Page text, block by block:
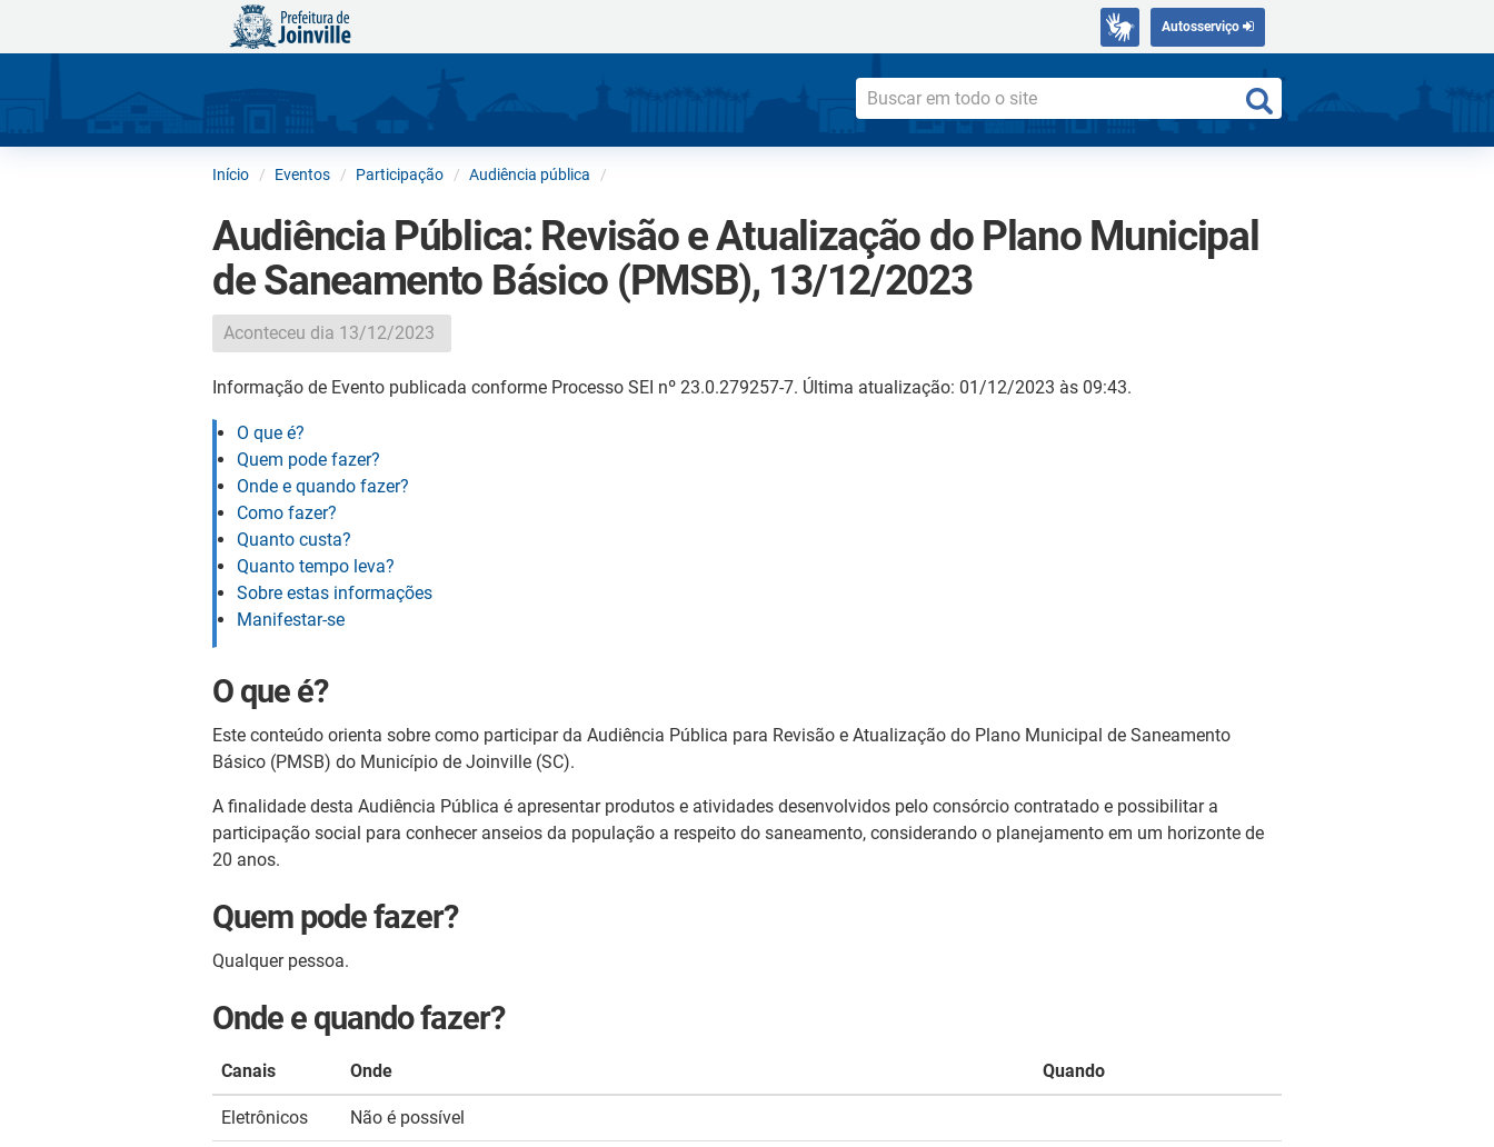
Autosserviço
Início Eventos Participação Audiência pública
Audiência Pública: Revisão e Atualização do Plano Municipal
de Saneamento Básico (PMSB), 13/12/2023
Aconteceu dia 13/12/2023
Informação de Evento publicada conforme Processo SEI nº 23.0.279257-7. Última atualização: 01/12/2023 às 09:43.
O que é?
Quem pode fazer?
Onde e quando fazer?
Como fazer?
Quanto custa?
Quanto tempo leva?
Sobre estas informações
Manifestar-se
O que é?
Este conteúdo orienta sobre como participar da Audiência Pública para Revisão e Atualização do Plano Municipal de Saneamento
Básico (PMSB) do Município de Joinville (SC).
A finalidade desta Audiência Pública é apresentar produtos e atividades desenvolvidos pelo consórcio contratado e possibilitar a
participação social para conhecer anseios da população a respeito do saneamento, considerando o planejamento em um horizonte de
20 anos.
Quem pode fazer?
Qualquer pessoa.
Onde e quando fazer?
Canais Onde Quando
Eletrônicos Não é possível